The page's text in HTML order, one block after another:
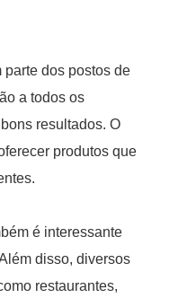
dos postos de
a todos os
resultados. O
produtos que
é interessante
disso, diversos
restaurantes,